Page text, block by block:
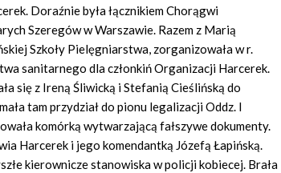
Doraźnie była łącznikiem Chorągwi
Szeregów w Warszawie. Razem z Marią
Szkoły Pielęgniarstwa, zorganizowała w r.
sanitarnego dla członkiń Organizacji Harcerek.
się z Ireną Śliwicką i Stefanią Cieślińską do
tam przydział do pionu legalizacji Oddz. I
komórką wytwarzającą fałszywe dokumenty.
Harcerek i jego komendantką Józefą Łapińską.
kierownicze stanowiska w policji kobiecej. Brała